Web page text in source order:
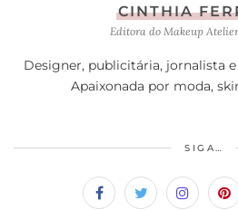
CINTHIA
Editora do Makeup
Designer, publicitária, jornalista
Apaixonada por moda,
SIGA…